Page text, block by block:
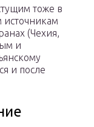
тоже в
источникам
(Чехия,
и
и после